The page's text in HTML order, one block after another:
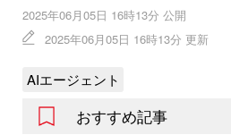
2025年06月05日 16時13分 公開
2025年06月05日 16時13分 更新
AIエージェント
おすすめ記事